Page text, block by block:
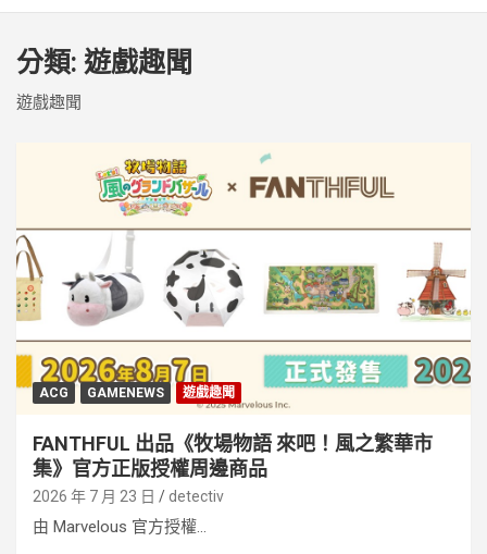
分類: 遊戲趣聞
遊戲趣聞
ACG GAMENEWS 遊戲趣聞
FANTHFUL 出品《牧場物語 來吧！風之繁華市
集》官方正版授權周邊商品
2026 年 7 月 23 日 detectiv
由 Marvelous 官方授權...